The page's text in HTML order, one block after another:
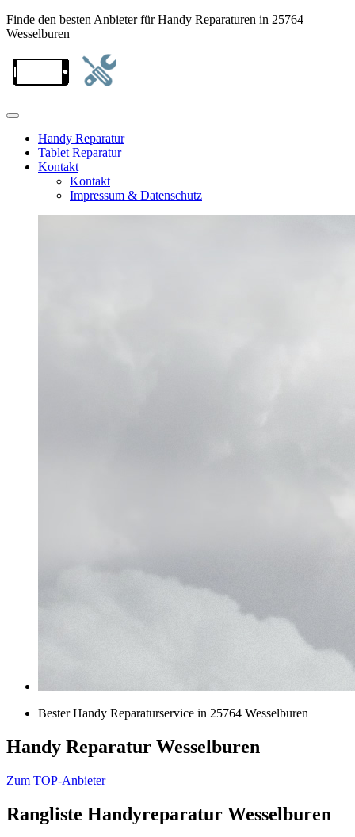
Finde den besten Anbieter für Handy Reparaturen in 25764
Wesselburen
Handy Reparatur
Tablet Reparatur
Kontakt
Kontakt
Impressum & Datenschutz
Bester Handy Reparaturservice in 25764 Wesselburen
Handy Reparatur Wesselburen
Zum TOP-Anbieter
Rangliste Handyreparatur Wesselburen